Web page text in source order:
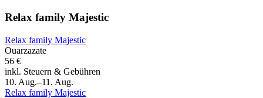
Relax family Majestic
Relax family Majestic
Ouarzazate
56 €
inkl. Steuern & Gebühren
10. Aug.–11. Aug.
Relax family Majestic